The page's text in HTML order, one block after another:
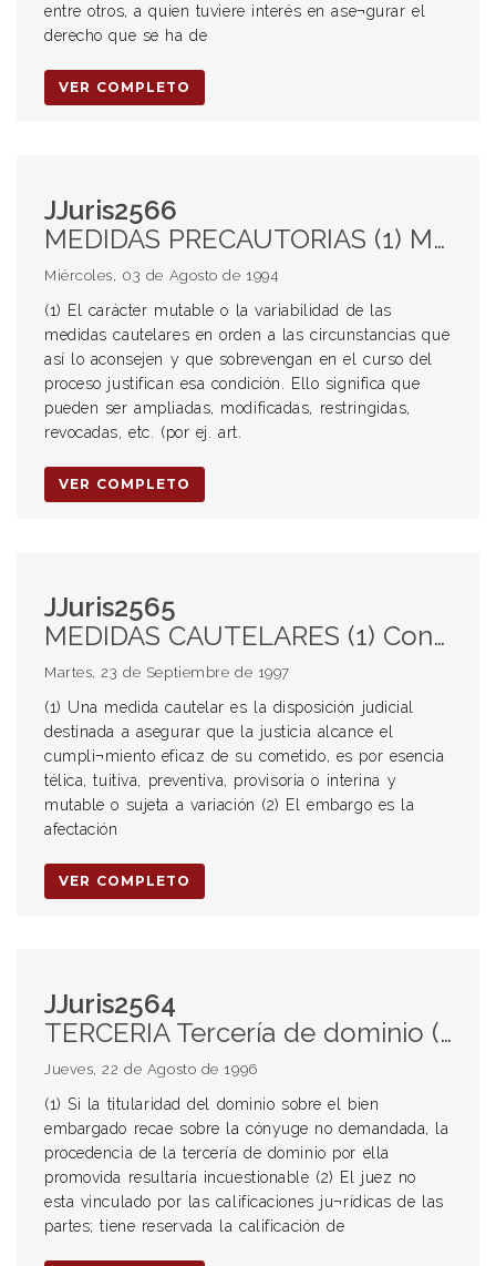
entre otros, a quien tuviere interés en ase¬gurar el
derecho que se ha de
VER COMPLETO
JJuris2566
MEDIDAS PRECAUTORIAS (1) Mutabilidad o variabilidad EMBARGO (2) Retención mayor a la mandada embargar (3) Interpretación restrictiva de la extensión (4) Diligencia limitada al cumplimiento de lo ordenado
Miércoles, 03 de Agosto de 1994
(1) El carácter mutable o la variabilidad de las
medidas cautelares en orden a las circunstancias que
así lo aconsejen y que sobrevengan en el curso del
proceso justifican esa condición. Ello significa que
pueden ser ampliadas, modificadas, restringidas,
revocadas, etc. (por ej. art.
VER COMPLETO
JJuris2565
MEDIDAS CAUTELARES (1) Concepto EMBARGO (2) (3) Concepto Responsabilidad del Estado (4) Comportamiento irregular del registro inmobiliario Comprador de inmueble embargado (5) Responsabilidad ante el acreedor embargante (7) Riesgos y responsabilidades del acreedor y del comprador Efectos del embargo (6) Parámetros
Martes, 23 de Septiembre de 1997
(1) Una medida cautelar es la disposición judicial
destinada a asegurar que la justicia alcance el
cumpli¬miento eficaz de su cometido, es por esencia
télica, tuitiva, preventiva, provisoria o interina y
mutable o sujeta a variación (2) El embargo es la
afectación
VER COMPLETO
JJuris2564
TERCERIA Tercería de dominio (1) Cónyuge no demandada SOCIEDAD CONYUGAL Medida precautoria (3) Deudas del cónyuge Régimen de bienes (4) Responsabilidad ante terceros (5) Prueba JUEZ Facultades judiciales (2) Calificación de la relación sustancial EMBARGOS Bien inmueble de la cónyuge no deudora (1) Procedencia de la tercería de dominio (3) Improcedencia (5) Prueba
Jueves, 22 de Agosto de 1996
(1) Si la titularidad del dominio sobre el bien
embargado recae sobre la cónyuge no demandada, la
procedencia de la tercería de dominio por ella
promovida resultaría incuestionable (2) El juez no
esta vinculado por las calificaciones ju¬rídicas de las
partes; tiene reservada la calificación de